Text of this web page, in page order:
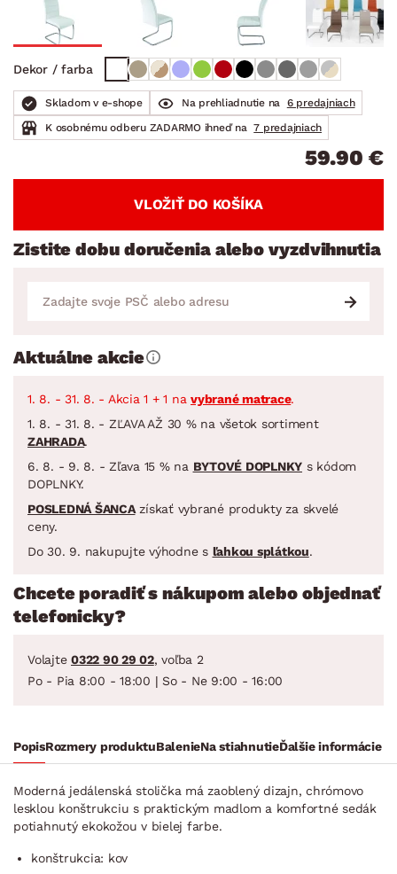
Dekor / farba
Skladom v e-shope Na prehliadnutie na
6 predajniach
K osobnému odberu ZADARMO ihneď na 7 predajniach
59.90 €
VLOŽIŤ DO KOŠÍKA
Zistite dobu doručenia alebo vyzdvihnutia
Aktuálne akcie
1. 8. - 31. 8. - Akcia 1 + 1 na vybrané matrace.
1. 8. - 31. 8. - ZĽAVA AŽ 30 % na všetok sortiment
ZAHRADA.
6. 8. - 9. 8. - Zľava 15 % na BYTOVÉ DOPLNKY s kódom
DOPLNKY.
POSLEDNÁ ŠANCAzískať vybrané produkty za skvelé
ceny.
Do 30. 9. nakupujte výhodne s ľahkou splátkou.
Chcete poradiť s nákupom alebo objednať
telefonicky?
Volajte 0322 90 29 02, voľba 2
Po - Pia 8:00 - 18:00 | So - Ne 9:00 - 16:00
PopisRozmery produktuBalenieNa stiahnutieĎalšie informácie
Moderná jedálenská stolička má zaoblený dizajn, chrómovo
lesklou konštrukciu s praktickým madlom a komfortné sedák
potiahnutý ekokožou v bielej farbe.
konštrukcia: kov